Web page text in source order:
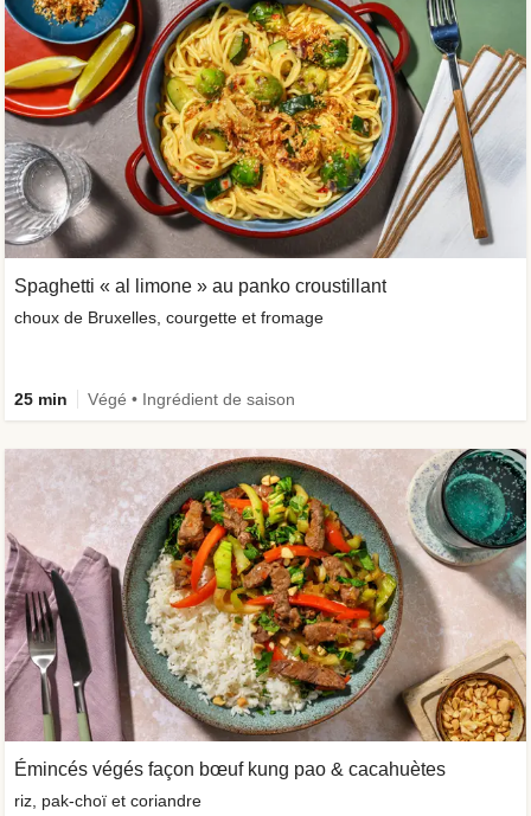
Spaghetti « al limone » au panko croustillant
choux de Bruxelles, courgette et fromage
25 min Végé • Ingrédient de saison
Émincés végés façon bœuf kung pao & cacahuètes
riz, pak-choï et coriandre